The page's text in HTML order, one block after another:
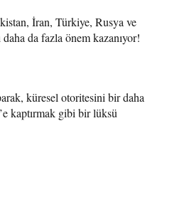
İran, Türkiye, Rusya ve
da fazla önem kazanıyor!
küresel otoritesini bir daha
kaptırmak gibi bir lüksü